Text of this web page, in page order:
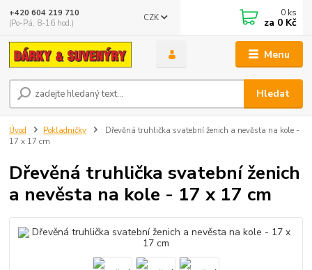
Menu
CZK
Hledat
+420 604 219 710
(Po-Pá, 8-16 hod.)
0 ks
za 0 Kč
Úvod Pokladničky
Dřevěná truhlička svatební ženich a nevěsta na kole -
17 x 17 cm
Dřevěná truhlička svatební ženich
a nevěsta na kole - 17 x 17 cm